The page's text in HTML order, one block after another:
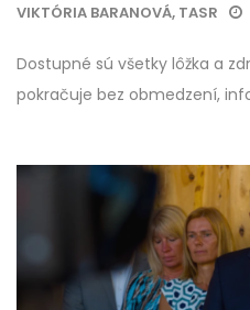
VIKTÓRIA BARANOVÁ, TASR
Dostupné sú všetky lôžka a
pokračuje bez obmedzení,